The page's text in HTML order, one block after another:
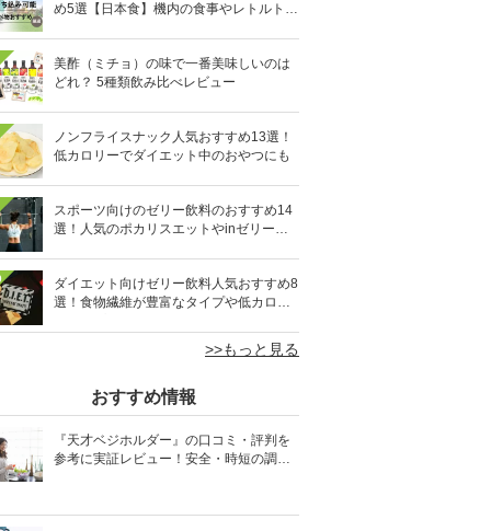
め5選【日本食】機内の食事やレトルト食
美酢（ミチョ）の味で一番美味しいのは
どれ？ 5種類飲み比べレビュー
ノンフライスナック人気おすすめ13選！
低カロリーでダイエット中のおやつにも
スポーツ向けのゼリー飲料のおすすめ14
選！人気のポカリスエットやinゼリーな
ダイエット向けゼリー飲料人気おすすめ8
選！食物繊維が豊富なタイプや低カロリ
>>もっと見る
おすすめ情報
『天才ベジホルダー』の口コミ・評判を
参考に実証レビュー！安全・時短の調理